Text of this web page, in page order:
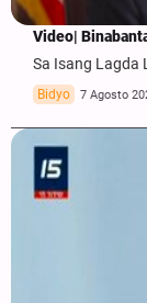
Video|
Sa Isang Lagda
Bidyo 7 Agosto